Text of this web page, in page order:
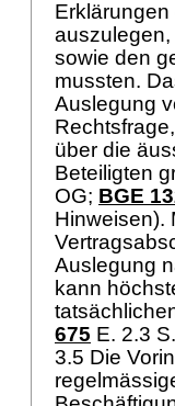
sowie den
mussten.
Auslegung
über die
Beteiligten
OG; BGE
Hinweisen).
Auslegung
kann
675 E. 2.3
3.5 Die